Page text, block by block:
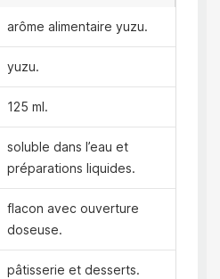
arôme alimentaire yuzu.
yuzu.
125 ml.
soluble dans l’eau et
préparations liquides.
flacon avec ouverture
doseuse.
pâtisserie et desserts.